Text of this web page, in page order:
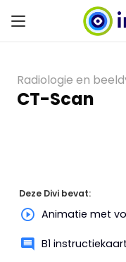
Radiologie en
CT-Scan
Deze Divi bevat:
Animatie met
B1